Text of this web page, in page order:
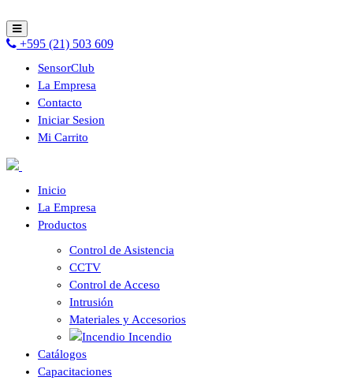
+595 (21) 503 609
SensorClub
La Empresa
Contacto
Iniciar Sesion
Mi Carrito
Inicio
La Empresa
Productos
Control de Asistencia
CCTV
Control de Acceso
Intrusión
Materiales y Accesorios
Incendio
Catálogos
Capacitaciones